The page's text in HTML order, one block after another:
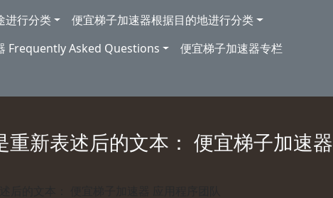
进行分类
便宜梯子加速器根据目的地进行分类
Frequently Asked Questions
便宜梯子加速器专栏
新表述后的文本： 便宜梯子加速器